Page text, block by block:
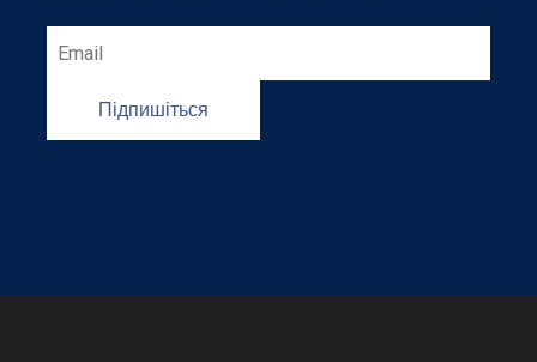
Підпишіться